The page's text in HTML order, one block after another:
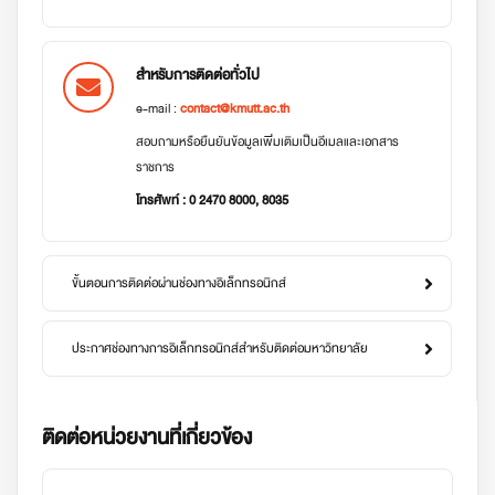
สำหรับการติดต่อทั่วไป
e-mail :contact@kmutt.ac.th
สอบถามหรือยืนยันข้อมูลเพิ่มเติมเป็นอีเมลและเอกสาร
ราชการ
โทรศัพท์ : 0 2470 8000, 8035
ขั้นตอนการติดต่อผ่านช่องทางอิเล็กทรอนิกส์
ประกาศช่องทางการอิเล็กทรอนิกส์สำหรับติดต่อมหาวิทยาลัย
ติดต่อหน่วยงานที่เกี่ยวข้อง